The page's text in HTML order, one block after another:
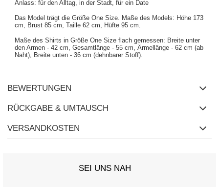
Anlass: für den Alltag, in der Stadt, für ein Date
Das Model trägt die Größe One Size. Maße des Models: Höhe 173
cm, Brust 85 cm, Taille 62 cm, Hüfte 95 cm.
Maße des Shirts in Größe One Size flach gemessen: Breite unter
den Armen - 42 cm, Gesamtlänge - 55 cm, Ärmellänge - 62 cm (ab
Naht), Breite unten - 36 cm (dehnbarer Stoff).
BEWERTUNGEN
RÜCKGABE & UMTAUSCH
VERSANDKOSTEN
SEI UNS NAH